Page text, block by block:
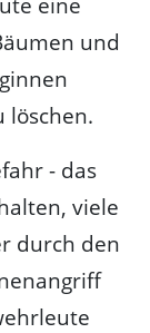
und
löschen.
- das
viele
durch den